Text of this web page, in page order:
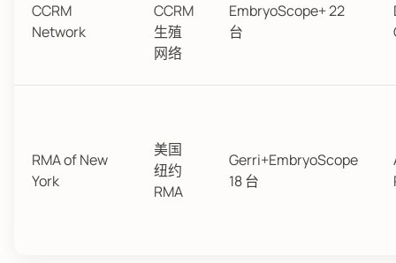
CCRM
Network
CCRM
生殖
网络
EmbryoScope+ 22
台
RMA of New
York
美国
纽约
RMA
Gerri+EmbryoScope
18 台